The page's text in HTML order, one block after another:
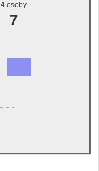
4 osoby
7